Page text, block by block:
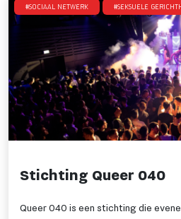
#Sociaal netwerk #Seksuele
Stichting Queer 040
Queer 040 is een stichting die